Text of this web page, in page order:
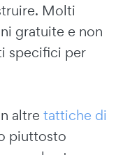
Molti
gratuite e non
specifici per
altre tattiche di
piuttosto